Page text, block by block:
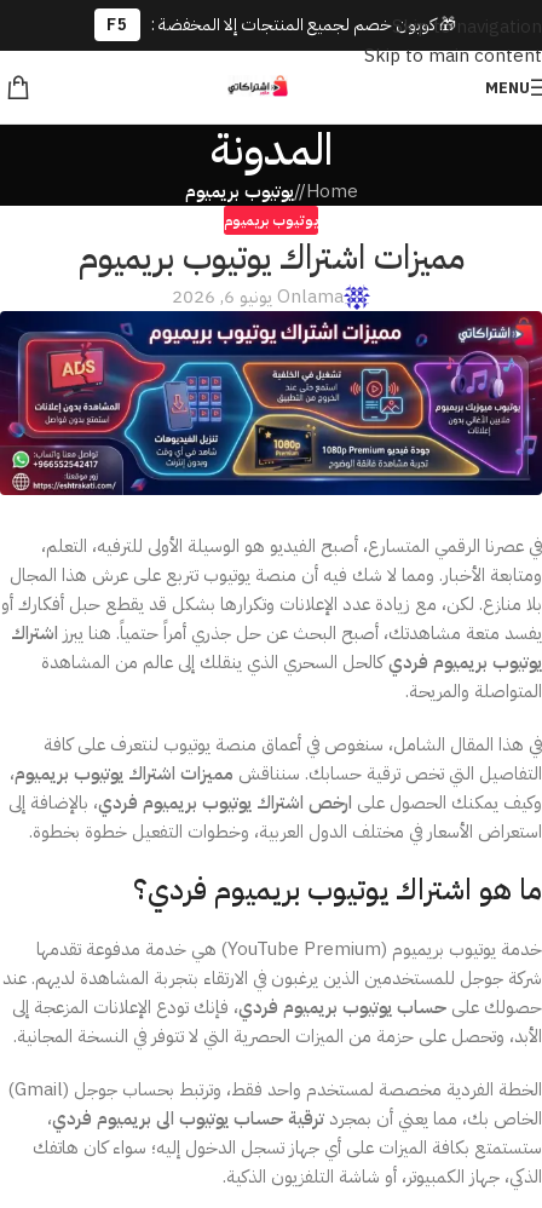
🎁 كوبون خصم لجميع المنتجات إلا المخفضة : F5
Skip to navigation
Skip to main content
MENU
المدونة
Home
/ يوتيوب بريميوم
يوتيوب بريميوم
مميزات اشتراك يوتيوب بريميوم
lamaOn يونيو 6, 2026
في عصرنا الرقمي المتسارع، أصبح الفيديو هو الوسيلة الأولى للترفيه، التعلم،
ومتابعة الأخبار. ومما لا شك فيه أن منصة يوتيوب تتربع على عرش هذا المجال
بلا منازع. لكن، مع زيادة عدد الإعلانات وتكرارها بشكل قد يقطع حبل أفكارك أو
يفسد متعة مشاهدتك، أصبح البحث عن حل جذري أمراً حتمياً. هنا يبرز اشتراك
يوتيوب بريميوم فرديكالحل السحري الذي ينقلك إلى عالم من المشاهدة
المتواصلة والمريحة.
في هذا المقال الشامل، سنغوص في أعماق منصة يوتيوب لنتعرف على كافة
التفاصيل التي تخص ترقية حسابك. سنناقش مميزات اشتراك يوتيوب بريميوم،
وكيف يمكنك الحصول على ارخص اشتراك يوتيوب بريميوم فردي، بالإضافة إلى
استعراض الأسعار في مختلف الدول العربية، وخطوات التفعيل خطوة بخطوة.
ما هو اشتراك يوتيوب بريميوم فردي؟
خدمة يوتيوب بريميوم (YouTube Premium) هي خدمة مدفوعة تقدمها
شركة جوجل للمستخدمين الذين يرغبون في الارتقاء بتجربة المشاهدة لديهم. عند
حصولك على حساب يوتيوب بريميوم فردي، فإنك تودع الإعلانات المزعجة إلى
الأبد، وتحصل على حزمة من الميزات الحصرية التي لا تتوفر في النسخة المجانية.
الخطة الفردية مخصصة لمستخدم واحد فقط، وترتبط بحساب جوجل (Gmail)
الخاص بك، مما يعني أن بمجرد ترقية حساب يوتيوب الى بريميوم فردي،
ستستمتع بكافة الميزات على أي جهاز تسجل الدخول إليه؛ سواء كان هاتفك
الذكي، جهاز الكمبيوتر، أو شاشة التلفزيون الذكية.